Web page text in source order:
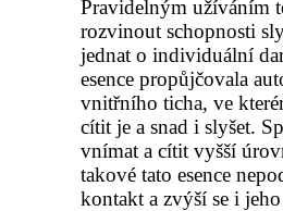
Pravidelným užíváním
rozvinout schopnosti
jednat o individuální
esence propůjčovala
vnitřního ticha, ve
cítit je a snad i slyšet.
vnímat a cítit vyšší
takové tato esence
kontakt a zvýší se i